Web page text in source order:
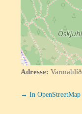
Adresse:
→ In